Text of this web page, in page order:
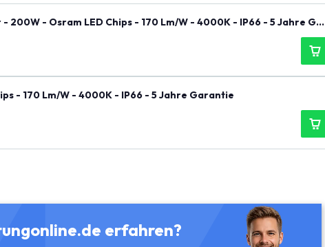
- Osram LED Chips - 170 Lm/W - 4000K - IP66 - 5 Jahre Gar
- 170 Lm/W - 4000K - IP66 - 5 Jahre Garantie
erfahren?